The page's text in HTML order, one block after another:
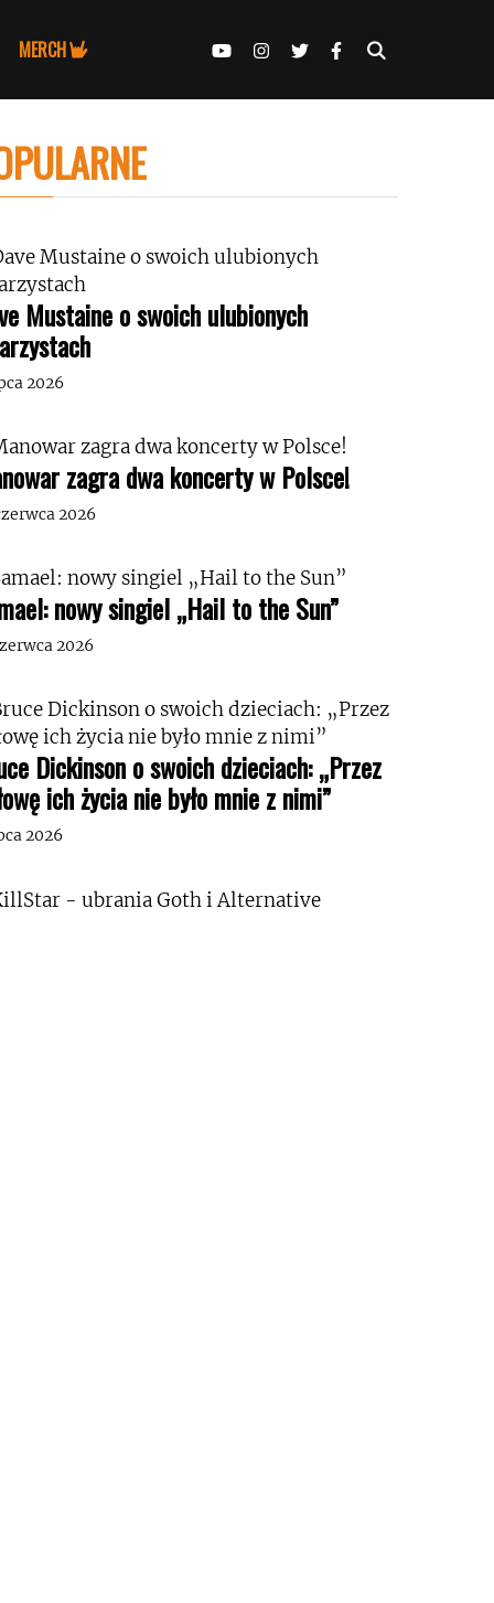
MERCH
Mustaine o swoich ulubionych
2026
zagra dwa koncerty w Polsce!
2026
nowy singiel „Hail to the Sun”
2026
Dickinson o swoich dzieciach: „Przez
ich życia nie było mnie z nimi”
2026